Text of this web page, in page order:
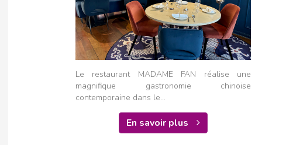
Le restaurant MADAME FAN réalise une
magnifique gastronomie chinoise
contemporaine dans le...
En savoir plus